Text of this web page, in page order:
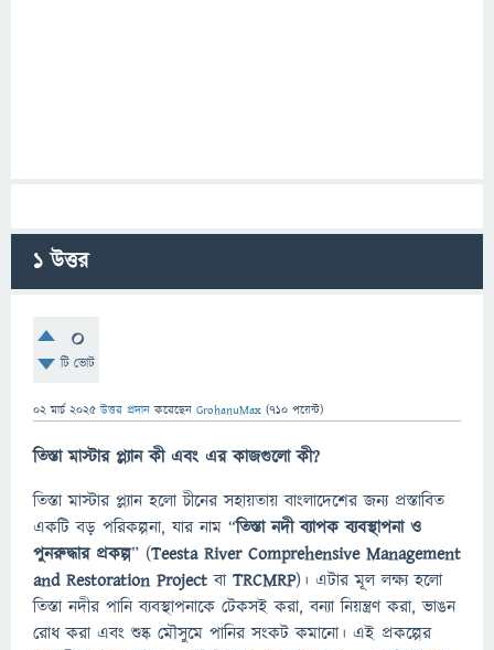
1উত্তর
0
টি ভোট
02 মার্চ 2025 উত্তর প্রদান করেছেন GrohanuMax (710 পয়েন্ট)
তিস্তা মাস্টার প্ল্যান কী এবং এর কাজগুলো কী?
তিস্তা মাস্টার প্ল্যান হলো চীনের সহায়তায় বাংলাদেশের জন্য প্রস্তাবিত
একটি বড় পরিকল্পনা, যার নাম “তিস্তা নদী ব্যাপক ব্যবস্থাপনা ও
পুনরুদ্ধার প্রকল্প” (Teesta River Comprehensive Management
and Restoration Project বা TRCMRP)। এটার মূল লক্ষ্য হলো
তিস্তা নদীর পানি ব্যবস্থাপনাকে টেকসই করা, বন্যা নিয়ন্ত্রণ করা, ভাঙন
রোধ করা এবং শুষ্ক মৌসুমে পানির সংকট কমানো। এই প্রকল্পের